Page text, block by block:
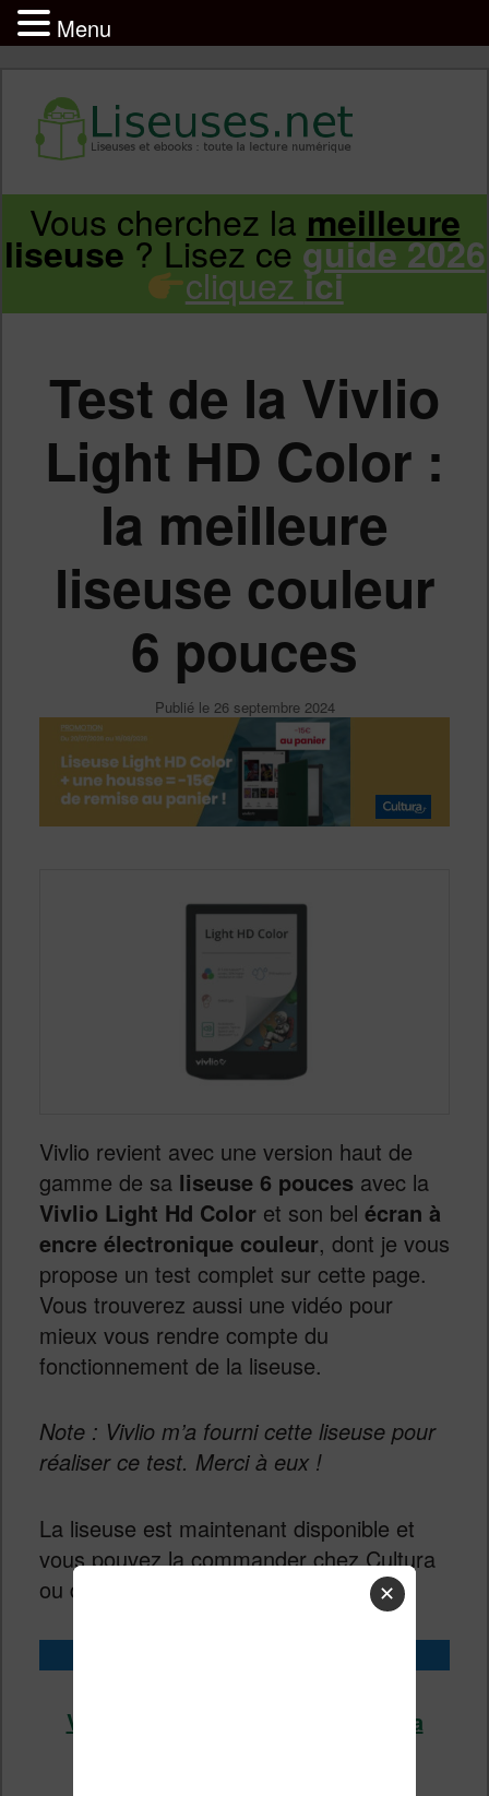
Infos sur les liseuses Kindle, Kobo,
Vivlio, Pocketbook
Aller
principal
Aller
secondaire
Vous cherchez la meilleure
liseuse? Lisez ceguide 2026
cliquez ici
Test de la Vivlio
Light HD Color :
la meilleure
liseuse couleur
6 pouces
Publié le 26 septembre 2024
Vivlio revient avec une version haut de
gamme de saliseuse 6 poucesavec la
Vivlio Light Hd Coloret son bel écran à
encre électronique couleur, dont je vous
propose un test complet sur cette page.
Vous trouverez aussi une vidéo pour
mieux vous rendre compte du
fonctionnement de la liseuse.
Note : Vivlio m’a fourni cette liseuse pour
réaliser ce test. Merci à eux !
La liseuse est maintenant disponible et
vous pouvez la commander chez Cultura
ou directement sur le site de Vivlio :
Vivlio Light HD Color chez Cultura
✕
Menu